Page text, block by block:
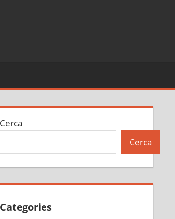
Cerca
Cerca
Categories